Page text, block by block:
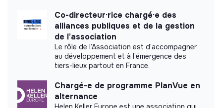
Conditions et avantages
Localisation :Siège social à Saint-Maur des Fossés
(Ligne A - St Maur Créteil).
Déplacements :Ponctuels en Île-de-France et en
région (rencontres donateurs, événements).
Type de contrat :
35h/semaine.
Rémunération :Selon la grille légale de
Co-directeur·rice chargé·e des
alliances publiques et de la gestion
de l’association
Le rôle de l’Association est d’accompagner
au développement et à l’émergence des
tiers-lieux partout en France.
Chargé-e de programme PlanVue en
alternance